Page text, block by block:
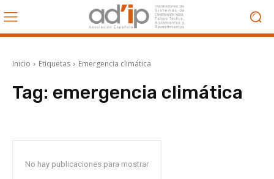
Inicio Etiquetas Emergencia climática
Tag: emergencia climática
No hay publicaciones para mostrar